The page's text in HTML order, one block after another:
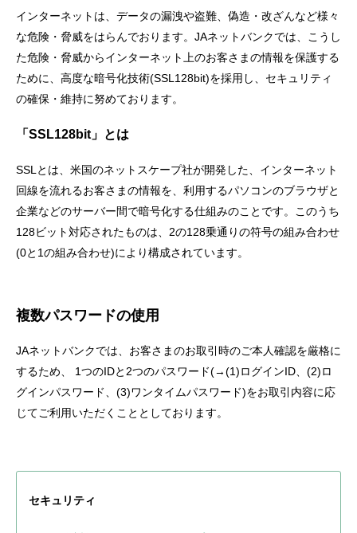
使い方
困った時は
インターネットは、データの漏洩や盗難、偽造・改ざんなど様々
な危険・脅威をはらんでおります。JAネットバンクでは、こうし
た危険・脅威からインターネット上のお客さまの情報を保護する
ために、高度な暗号化技術(SSL128bit)を採用し、セキュリティ
の確保・維持に努めております。
「SSL128bit」とは
SSLとは、米国のネットスケープ社が開発した、インターネット
回線を流れるお客さまの情報を、利用するパソコンのブラウザと
企業などのサーバー間で暗号化する仕組みのことです。このうち
128ビット対応されたものは、2の128乗通りの符号の組み合わせ
(0と1の組み合わせ)により構成されています。
複数パスワードの使用
JAネットバンクでは、お客さまのお取引時のご本人確認を厳格に
するため、 1つのIDと2つのパスワード(→(1)ログインID、(2)ロ
グインパスワード、(3)ワンタイムパスワード)をお取引内容に応
じてご利用いただくこととしております。
セキュリティ